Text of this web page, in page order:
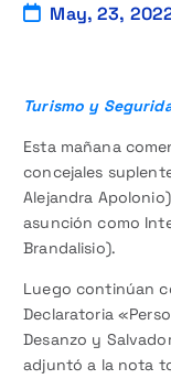
May, 23,
Turismo y
Esta mañana
concejales
Alejandra
asunción como
Brandalisio).
Luego continúan
Declaratoria
Desanzo y
adjuntó a la nota